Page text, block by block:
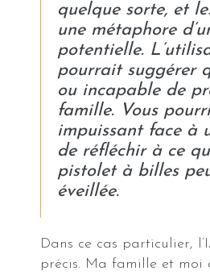
quelque sorte, et
une métaphore
potentielle.
pourrait suggérer
ou incapable de
famille. Vous
impuissant face à
de réfléchir à ce
pistolet à billes
éveillée.
Dans ce cas particulier,
précis. Ma famille et moi